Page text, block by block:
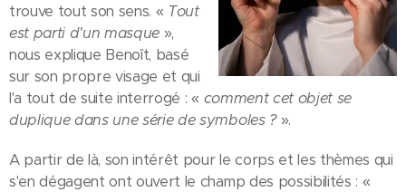
trouve tout son sens. « Tout
est parti d'un masque »,
nous explique Benoît, basé
sur son propre visage et qui
l'a tout de suite interrogé : « comment cet objet se
duplique dans une série de symboles ?».
A partir de là, son intérêt pour le corps et les thèmes qui
s'en dégagent ont ouvert le champ des possibilités : «